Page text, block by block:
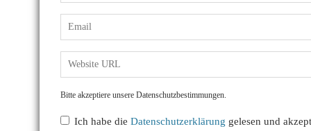
Bitte akzeptiere unsere Datenschutzbestimmungen.
Ich habe die Datenschutzerklärung gelesen und